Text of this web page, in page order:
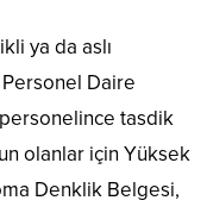
ya da aslı
Daire
tasdik
olanlar için Yüksek
Denklik Belgesi,